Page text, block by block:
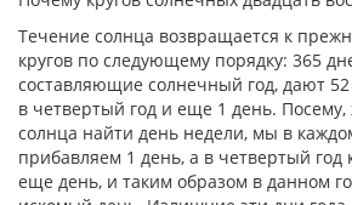
Течение солнца возвращается к
кругов по следующему порядку: 365
составляющие солнечный год, дают
в четвертый год и еще 1 день.
солнца найти день недели, мы в
прибавляем 1 день, а в четвертый год
еще день, и таким образом в данном